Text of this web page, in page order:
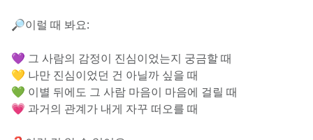
🔎이럴 때 봐요:
💜 그 사람의 감정이 진심이었는지 궁금할 때
💛 나만 진심이었던 건 아닐까 싶을 때
💚 이별 뒤에도 그 사람 마음이 마음에 걸릴 때
💗 과거의 관계가 내게 자꾸 떠오를 때